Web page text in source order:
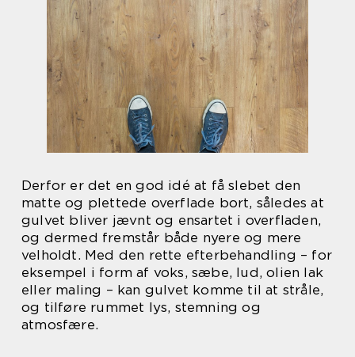
Derfor er det en god idé at få slebet den
matte og plettede overflade bort, således at
gulvet bliver jævnt og ensartet i overfladen,
og dermed fremstår både nyere og mere
velholdt. Med den rette efterbehandling – for
eksempel i form af voks, sæbe, lud, olien lak
eller maling – kan gulvet komme til at stråle,
og tilføre rummet lys, stemning og
atmosfære.